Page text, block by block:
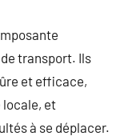
transport. Ils
et efficace,
locale, et
à se déplacer.